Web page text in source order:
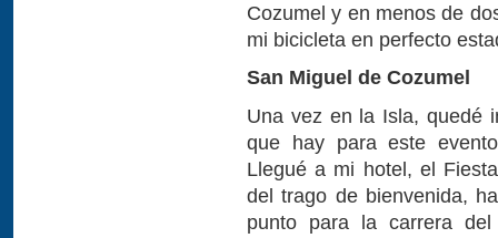
Cozumel y en menos de
mi bicicleta en perfecto
San Miguel de Cozumel
Una vez en la Isla, quedé
que hay para este
Llegué a mi hotel, el
del trago de bienvenida,
punto para la carrera